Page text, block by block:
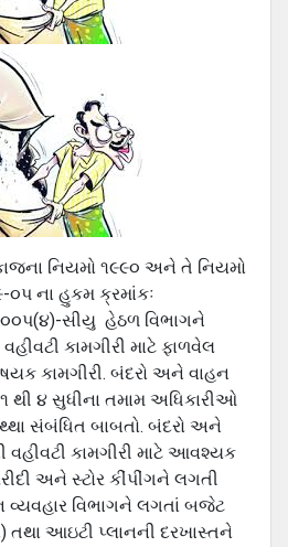
નિયમો ૧૯૯૦ અને તે નિયમો
૦પ ના હુકમ ક્રમાંકઃ
સીયુ હેઠળ વિભાગને
કામગીરી માટે ફાળવેલ
કામગીરી. બંદરો અને વાહન
૧ થી ૪ સુધીના તમામ અધિકારીઓ
સંબંધિત બાબતો. બંદરો અને
વહીવટી કામગીરી માટે આવશ્યક
અને સ્ટોર કીંપીંગને લગતી
વ્યવહાર વિભાગને લગતાં બજેટ
તથા આઇટી પ્લાનની દરખાસ્તને